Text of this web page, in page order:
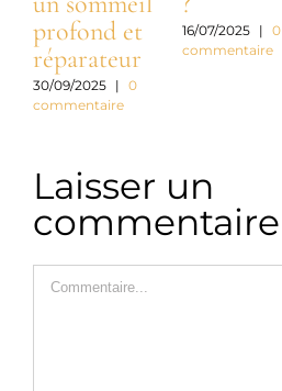
profond et
réparateur
30/09/2025 | 0
commentaire
16/07/2025 | 0
commentaire
Laisser un
commentaire
Commentaire